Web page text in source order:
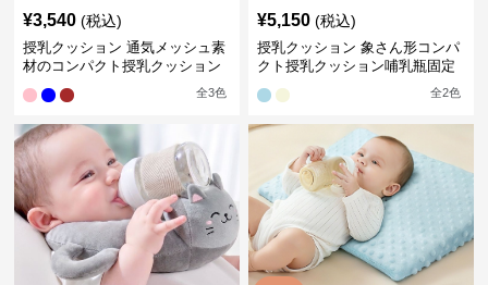
¥3,540 (税込)
授乳クッション 通気メッシュ素
材のコンパクト授乳クッション
全3色
¥5,150 (税込)
授乳クッション 象さん形コンパ
クト授乳クッション哺乳瓶固定
全2色